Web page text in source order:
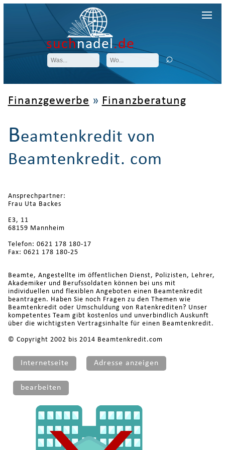
suchnadel.de
Finanzgewerbe » Finanzberatung
Beamtenkredit von
Beamtenkredit. com
Ansprechpartner:
Frau Uta Backes
E3, 11
68159 Mannheim
Telefon: 0621 178 180-17
Fax: 0621 178 180-25
Beamte, Angestellte im öffentlichen Dienst, Polizisten, Lehrer,
Akademiker und Berufssoldaten können bei uns mit
individuellen und flexiblen Angeboten einen Beamtenkredit
beantragen. Haben Sie noch Fragen zu den Themen wie
Beamtenkredit oder Umschuldung von Ratenkrediten? Unser
kompetentes Team gibt kostenlos und unverbindlich Auskunft
über die wichtigsten Vertragsinhalte für einen Beamtenkredit.
© Copyright 2002 bis 2014 Beamtenkredit.com
Internetseite Adresse anzeigen
bearbeiten